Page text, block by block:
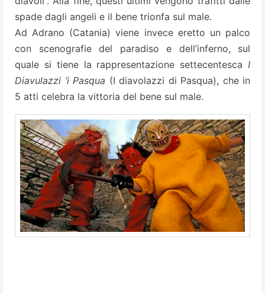
spade dagli angeli e il bene trionfa sul male.
Ad Adrano (Catania) viene invece eretto un palco
con scenografie del paradiso e dell’inferno, sul
quale si tiene la rappresentazione settecentesca I
Diavulazzi ‘i Pasqua (I diavolazzi di Pasqua), che in
5 atti celebra la vittoria del bene sul male.